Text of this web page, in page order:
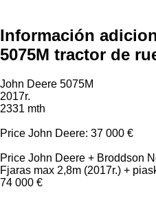
Información
5075M tractor de
John Deere 5075M
2017r.
2331 mth
Price John Deere: 37 000 €
Price John Deere + Broddson
Fjaras max 2,8m (2017r.) +
74 000 €